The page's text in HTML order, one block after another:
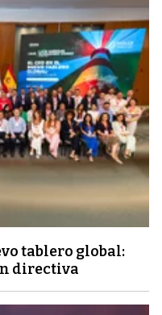
tablero global:
directiva